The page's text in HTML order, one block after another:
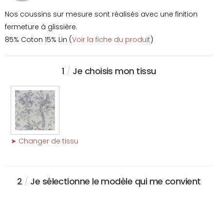
Nos coussins sur mesure sont réalisés avec une finition
fermeture à glissière.
85% Coton 15% Lin (Voir la fiche du produit)
1 / Je choisis mon tissu
➤ Changer de tissu
2 / Je sélectionne le modèle qui me convient